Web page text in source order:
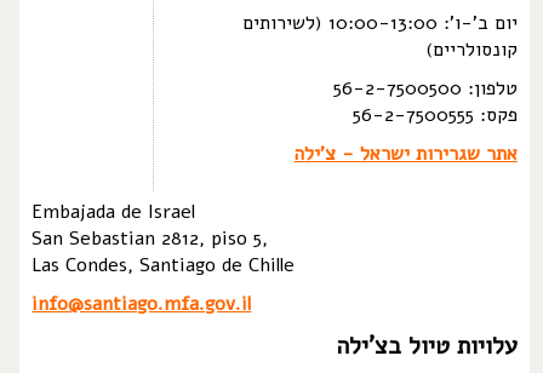
יום ב'-ו': 10:00-13:00 (לשירותים
קונסולריים)
טלפון: 56-2-7500500
פקס: 56-2-7500555
אתר שגרירות ישראל - צ'ילה
Embajada de Israel
San Sebastian 2812, piso 5,
Las Condes, Santiago de Chille
info@santiago.mfa.gov.il
עלויות טיול בצ'ילה